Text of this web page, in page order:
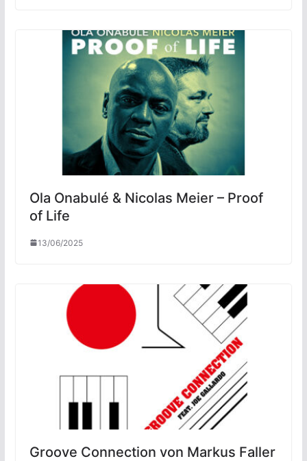
Ola Onabulé & Nicolas Meier – Proof
of Life
13/06/2025
Groove Connection von Markus Faller